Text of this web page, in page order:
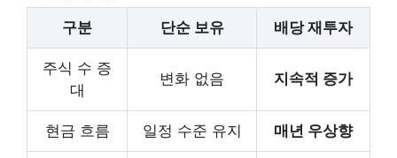
구분 단순 보유 배당 재투자
주식 수 증
대
변화 없음 지속적 증가
현금 흐름 일정 수준 유지 매년 우상향